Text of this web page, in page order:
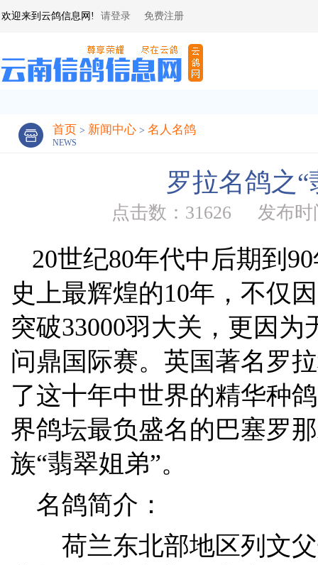
欢迎来到云鸽信息网! 请登录 免费注册
首页 > 新闻中心 > 名人名鸽
NEWS
罗拉名鸽之
点击数：31626 发布时
20世纪80年代中后期到
史上最辉煌的10年，不仅
突破33000羽大关，更因
问鼎国际赛。英国著名罗
了这十年中世界的精华种
界鸽坛最负盛名的巴塞罗
族“翡翠姐弟”。
名鸽简介：
荷兰东北部地区列文父